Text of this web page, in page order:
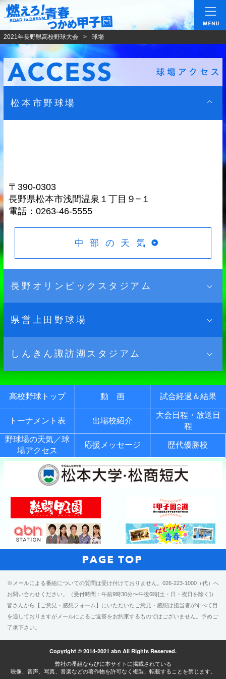
燃えろ!青春 つかめ
2021年長野県高校野球大会 球場
松本市野球場
〒390-0303
長野県松本市浅間温泉１丁目９−１
電話：0263-46-5555
中部の天気
長野オリンピックスタジアム
〒388-8002
電話： 026-293-4062
北部の天気
県営上田野球場
〒386-1101
長野県上田市下之条３５４
電話：0268-22-0695
中部の天気
しんきん諏訪湖スタジアム
〒392-0016
長野県諏訪市大字豊田文出811−1
電話：0266-57-2811
高校野球トップ 動 画 試合経過＆結果
トーナメント表 出場校紹介
大会日程・放送日
程
野球場の天気／球
場アクセス
応援メッセージ 歴代優勝校
※メールによる番組についての質問は受け付けておりません。026-223-1000（代）へ
お問い合わせください。（受付時間：午前9時30分〜午後6時[土・日・祝日を除く]）
皆さんから【ご意見・感想フォーム】にいただいたご意見・感想は担当者がすべて目
を通しておりますがメールによるご返答をお約束するものではございません。予めご
了承下さい。
Copyright © 2014-2021 abn All Rights Reserved.
弊社の番組ならびに本サイトに掲載されている
映像、音声、写真、音楽などの著作物を許可なく複製、転載することを禁じます。